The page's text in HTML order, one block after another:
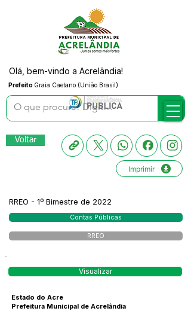
Prefeito Graia Caetano (União Brasil)
Olá, bem-vindo a Acrelândia!
Voltar
Imprimir
RREO - 1º Bimestre de 2022
Contas Públicas
RREO
Visualizar
Estado do Acre
Prefeitura Municipal de Acrelândia